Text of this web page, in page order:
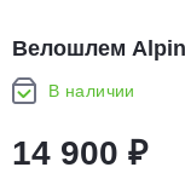
Велошлем
Turmaline Blue
В наличии
14 900 ₽